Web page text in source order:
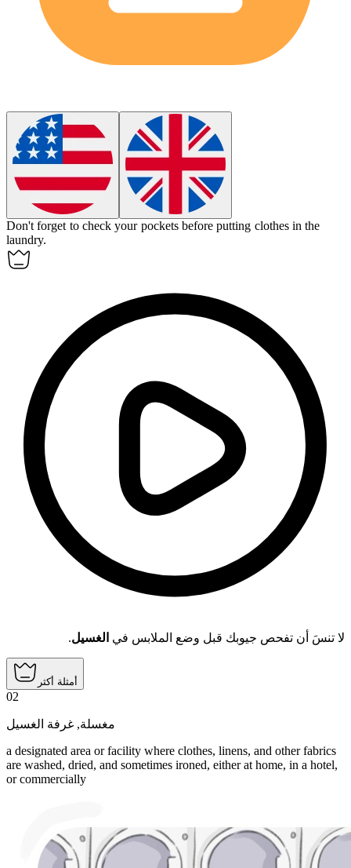
Don't forget to check your pockets before putting clothes in the
laundry.
لا تنسَ أن تفحص جيوبك قبل وضع الملابس في الغسيل.
أمثلة أكثر
02
مغسلة, غرفة الغسيل
a designated area or facility where clothes, linens, and other fabrics
are washed, dried, and sometimes ironed, either at home, in a hotel,
or commercially